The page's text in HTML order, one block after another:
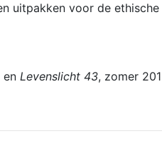
uitpakken voor de
en Levenslicht 43, zomer